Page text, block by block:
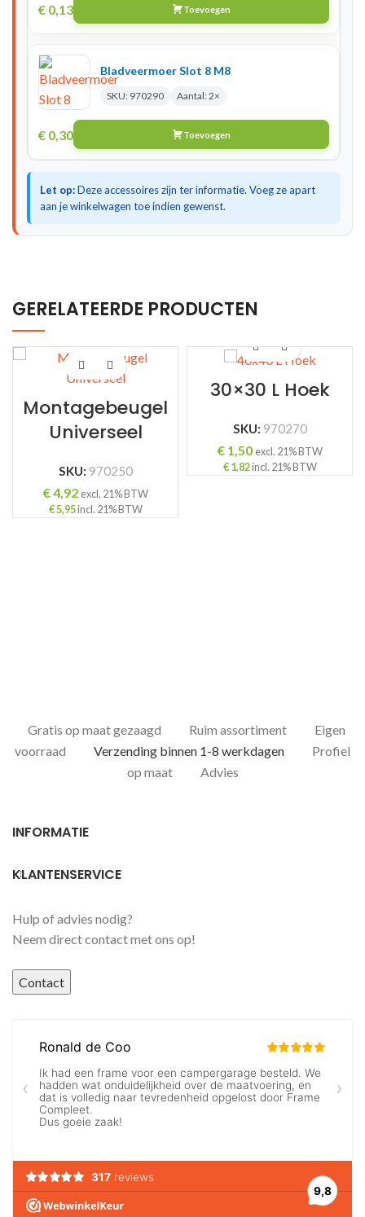
€ 0,13 Toevoegen
Bladveermoer Slot 8 M8
SKU: 970290 Aantal: 2×
€ 0,30 Toevoegen
Let op:Deze accessoires zijn ter informatie. Voeg ze apart
aan je winkelwagen toe indien gewenst.
GERELATEERDE PRODUCTEN
Montagebeugel
Universeel
SKU: 970250
€4,92 excl. 21% BTW
€5,95incl. 21% BTW
30×30 L Hoek
SKU: 970270
€1,50 excl. 21% BTW
€1,82incl. 21% BTW
Gratis op maat gezaagd Ruim assortiment
Eigen
voorraad
Verzending binnen 1-8 werkdagen
Profiel
op maat
Advies
INFORMATIE
KLANTENSERVICE
Hulp of advies nodig?
Neem direct contact met ons op!
Contact